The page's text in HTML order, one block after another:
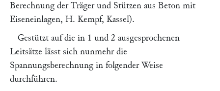
Berechnung der Träger und Stützen aus Beton mit
Eiseneinlagen, H. Kempf, Kassel).
Gestützt auf die in 1 und 2 ausgesprochenen
Leitsätze lässt sich nunmehr die
Spannungsberechnung in folgender Weise
durchführen.